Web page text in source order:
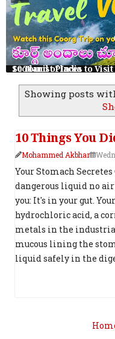
10 Tourist Places to Visit in Coorg - తెలుగులో కూర్గ్ ట్రిప్ - Scotland of India
Showing posts
10 Things You
Mohammed Akbhar
Your Stomach
dangerous liquid no
you: It's in your gut.
hydrochloric acid, a
metals in the
mucous lining the
liquid safely in the